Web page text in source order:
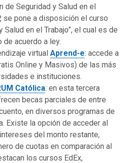
de Seguridad y Salud en el
se pone a disposición el curso
Salud en el Trabajo”, el cual es de
acuerdo a ley.
virtual Aprend-e: accede a
Online y Masivos) de las más
e instituciones.
Católica: en esta tercera
becas parciales de entre
en diversos programas de
Existe la opción de acceder al
del monto restante,
de cuotas en comparación al
los cursos EdEx,